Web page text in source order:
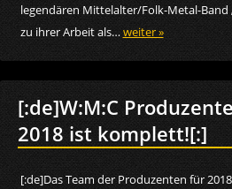
legendären Mittelalter/Folk-Metal-Band
zu ihrer Arbeit als…weiter »
[:de]W:M:C
2018 ist komplett![:]
[:de]Das Team der Produzenten für